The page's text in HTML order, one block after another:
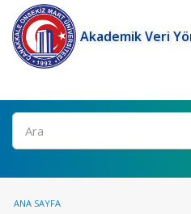
Akademik Veri
Ara
ANA SAYFA